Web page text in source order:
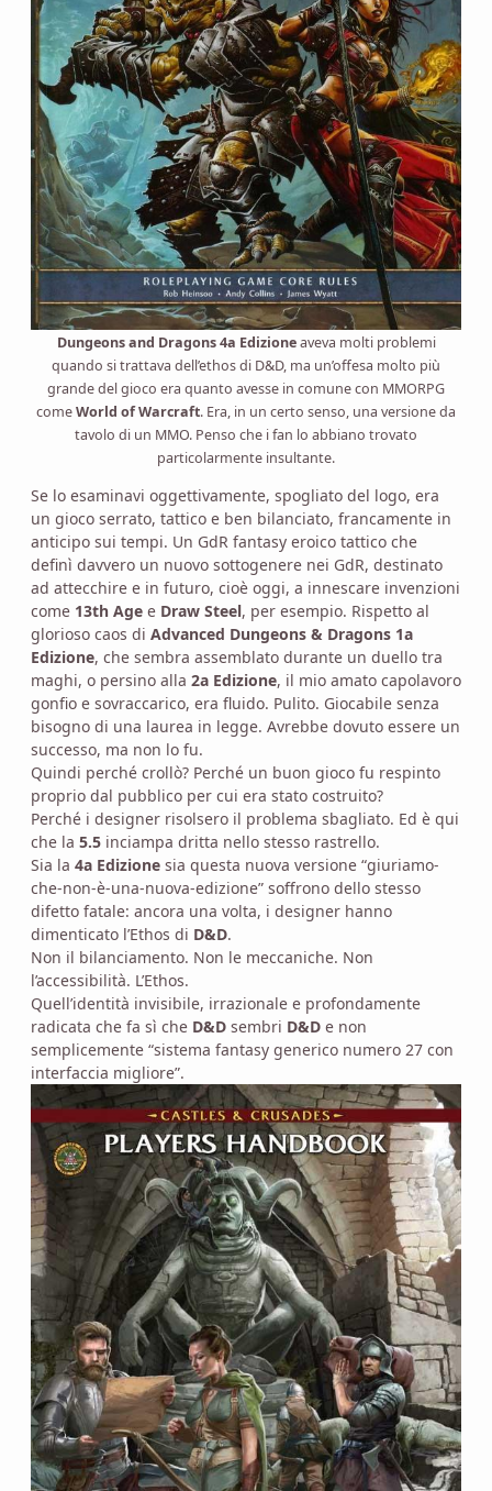
Dungeons and Dragons 4a Edizioneaveva molti problemi
quando si trattava dell’ethos di D&D, ma un’offesa molto più
grande del gioco era quanto avesse in comune con MMORPG
comeWorld of Warcraft. Era, in un certo senso, una versione da
tavolo di un MMO. Penso che i fan lo abbiano trovato
particolarmente insultante.
Se lo esaminavi oggettivamente, spogliato del logo, era
un gioco serrato, tattico e ben bilanciato, francamente in
anticipo sui tempi. Un GdR fantasy eroico tattico che
definì davvero un nuovo sottogenere nei GdR, destinato
ad attecchire e in futuro, cioè oggi, a innescare invenzioni
come 13th Age e Draw Steel, per esempio. Rispetto al
glorioso caos di Advanced Dungeons & Dragons 1a
Edizione, che sembra assemblato durante un duello tra
maghi, o persino alla 2a Edizione, il mio amato capolavoro
gonfio e sovraccarico, era fluido. Pulito. Giocabile senza
bisogno di una laurea in legge. Avrebbe dovuto essere un
successo, ma non lo fu.
Quindi perché crollò? Perché un buon gioco fu respinto
proprio dal pubblico per cui era stato costruito?
Perché i designer risolsero il problema sbagliato. Ed è qui
che la 5.5 inciampa dritta nello stesso rastrello.
Sia la 4a Edizione sia questa nuova versione “giuriamo-
che-non-è-una-nuova-edizione” soffrono dello stesso
difetto fatale: ancora una volta, i designer hanno
dimenticato l’Ethos di D&D.
Non il bilanciamento. Non le meccaniche. Non
l’accessibilità. L’Ethos.
Quell’identità invisibile, irrazionale e profondamente
radicata che fa sì che D&D sembri D&D e non
semplicemente “sistema fantasy generico numero 27 con
interfaccia migliore”.